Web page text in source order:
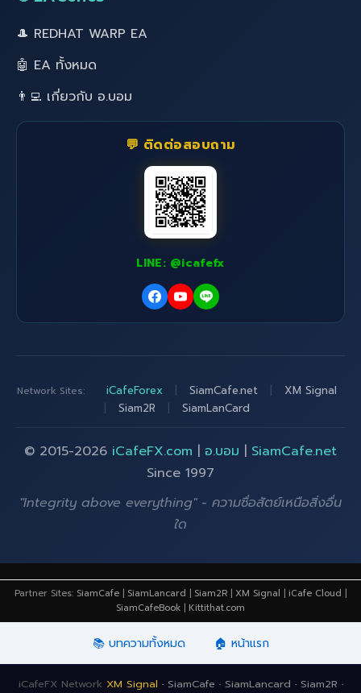
🎩 REDHAT WARP EA
🤖 EA ทั้งหมด
👨‍💻 เกี่ยวกับ อ.บอม
💬 ติดต่อสอบถาม
LINE: @icafefx
Network Sites: iCafeForex SiamCafe.net
XM Signal
Siam2R SiamLanCard
© 2015-2026 iCafeFX.com | อ.บอม | SiamCafe.net
Since 1997
"Integrity above everything" - ความซื่อสัตย์เหนือสิ่งอื่น
ใด
Partner Sites: SiamCafe | SiamLancard | Siam2R | XM Signal | iCafe Cloud |
SiamCafeBook | Kittithat.com
📚 บทความทั้งหมด 🏠 หน้าแรก
iCafeFX Network XM Signal · SiamCafe · SiamLancard · Siam2R ·